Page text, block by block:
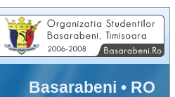
Basarabeni • RO